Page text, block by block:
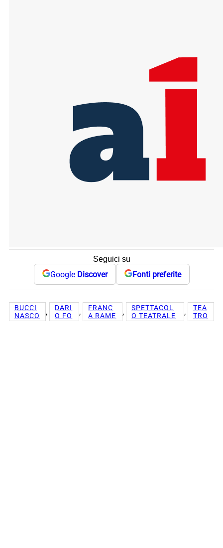
Seguici su
Google Discover Fonti preferite
BUCCI
NASCO
,
DARI
O FO
,
FRANC
A RAME
,
SPETTACOL
O TEATRALE
,
TEA
TRO